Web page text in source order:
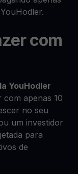
com
YouHodler
apenas 10
no seu
um investidor
para
de